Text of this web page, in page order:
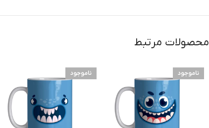
محصولات مرتبط
ناموجود ناموجود